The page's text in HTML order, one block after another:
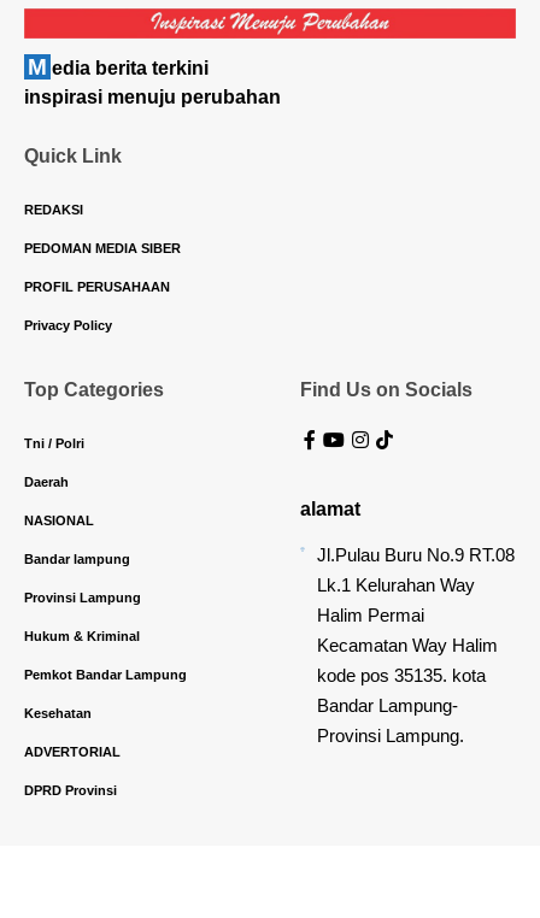
M edia berita terkini
inspirasi menuju perubahan
Quick Link
REDAKSI
PEDOMAN MEDIA SIBER
PROFIL PERUSAHAAN
Privacy Policy
Top Categories
Tni / Polri
Daerah
NASIONAL
Bandar lampung
Provinsi Lampung
Hukum & Kriminal
Pemkot Bandar Lampung
Kesehatan
ADVERTORIAL
DPRD Provinsi
Find Us on Socials
alamat
Jl.Pulau Buru No.9 RT.08
Lk.1 Kelurahan Way
Halim Permai
Kecamatan Way Halim
kode pos 35135. kota
Bandar Lampung-
Provinsi Lampung.